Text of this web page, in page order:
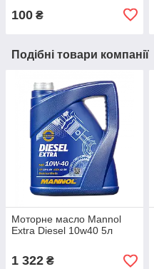
100 ₴
Подібні товари компанії
Моторне масло Mannol
Extra Diesel 10w40 5л
1 322 ₴